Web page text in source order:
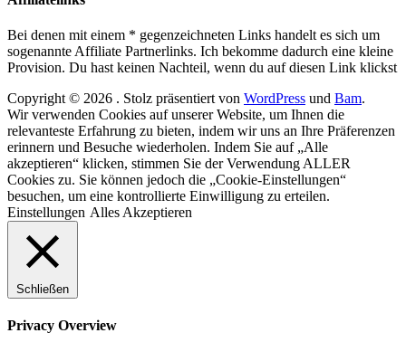
Bei denen mit einem * gegenzeichneten Links handelt es sich um
sogenannte Affiliate Partnerlinks. Ich bekomme dadurch eine kleine
Provision. Du hast keinen Nachteil, wenn du auf diesen Link klickst
Copyright © 2026 . Stolz präsentiert von WordPress und Bam.
Wir verwenden Cookies auf unserer Website, um Ihnen die
relevanteste Erfahrung zu bieten, indem wir uns an Ihre Präferenzen
erinnern und Besuche wiederholen. Indem Sie auf „Alle
akzeptieren“ klicken, stimmen Sie der Verwendung ALLER
Cookies zu. Sie können jedoch die „Cookie-Einstellungen“
besuchen, um eine kontrollierte Einwilligung zu erteilen.
Einstellungen Alles Akzeptieren
Schließen
Privacy Overview